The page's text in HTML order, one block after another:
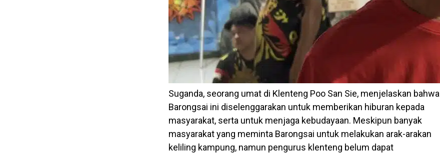
Suganda, seorang umat di Klenteng Poo San Sie, menjelaskan bahwa
Barongsai ini diselenggarakan untuk memberikan hiburan kepada
masyarakat, serta untuk menjaga kebudayaan. Meskipun banyak
masyarakat yang meminta Barongsai untuk melakukan arak-arakan
keliling kampung, namun pengurus klenteng belum dapat